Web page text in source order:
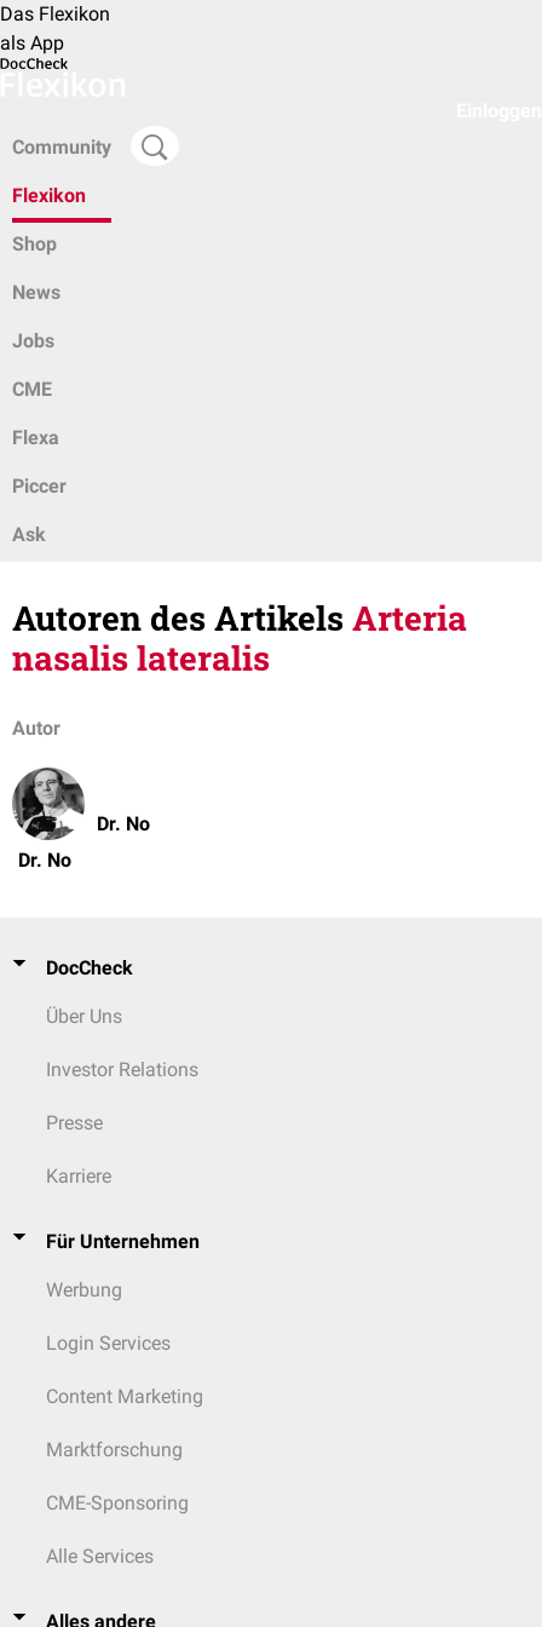
Das Flexikon
als App
Community
Flexikon
Shop
News
Jobs
CME
Flexa
Piccer
Ask
Autoren des ArtikelsArteria
nasalis lateralis
Autor
Dr. No
Dr. No
DocCheck
Über Uns
Investor Relations
Presse
Karriere
Für Unternehmen
Werbung
Login Services
Content Marketing
Marktforschung
CME-Sponsoring
Alle Services
Alles andere